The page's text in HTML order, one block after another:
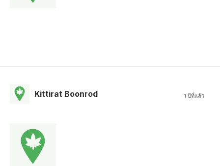
Kittirat Boonrod 1 ปีที่แล้ว